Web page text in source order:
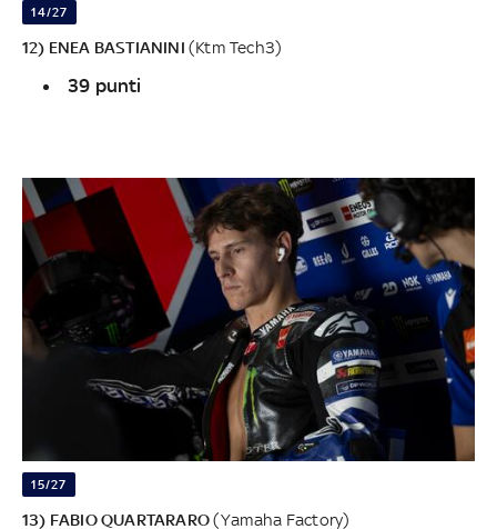
14/27
12) ENEA BASTIANINI (Ktm Tech3)
39 punti
15/27
13) FABIO QUARTARARO(Yamaha Factory)